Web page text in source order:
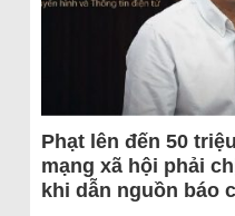
Phạt lên đến 50
mạng xã hội phải
khi dẫn nguồn báo